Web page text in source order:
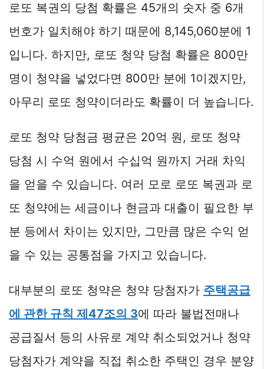
로또 복권의 당첨 확률은 45개의 숫자 중 6개
번호가 일치해야 하기 때문에 8,145,060분에 1
입니다. 하지만, 로또 청약 당첨 확률은 800만
명이 청약을 넣었다면 800만 분에 1이겠지만,
아무리 로또 청약이더라도 확률이 더 높습니다.
로또 청약 당첨금 평균은 20억 원, 로또 청약
당첨 시 수억 원에서 수십억 원까지 거래 차익
을 얻을 수 있습니다. 여러 모로 로또 복권과 로
또 청약에는 세금이나 현금과 대출이 필요한 부
분 등에서 차이는 있지만, 그만큼 많은 수익 얻
을 수 있는 공통점을 가지고 있습니다.
대부분의 로또 청약은 청약 당첨자가 주택공급
에 관한 규칙 제47조의 3에 따라 불법전매나
공급질서 등의 사유로 계약 취소되었거나 청약
당첨자가 계약을 직접 취소한 주택인 경우 분양